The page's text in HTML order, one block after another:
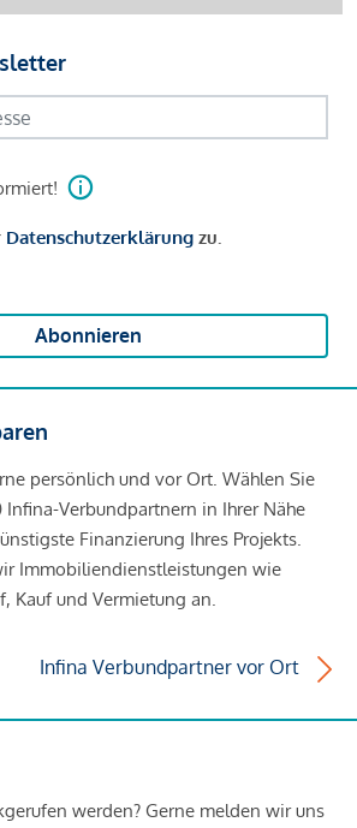
Datenschutzerklärung zu.
Abonnieren
persönlich und vor Ort. Wählen Sie
Infina-Verbundpartnern in Ihrer Nähe
Finanzierung Ihres Projekts.
Immobiliendienstleistungen wie
Kauf und Vermietung an.
Infina Verbundpartner vor Ort
werden? Gerne melden wir uns